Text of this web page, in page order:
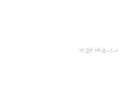
۰۱-۰۹ ۱۲:۵۷